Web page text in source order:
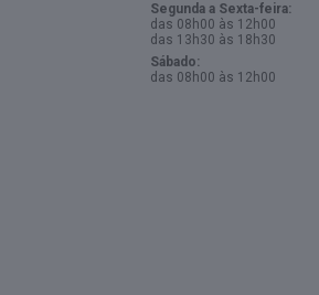
Segunda a Sexta-feira:
das 08h00 às 12h00
das 13h30 às 18h30
Sábado:
das 08h00 às 12h00